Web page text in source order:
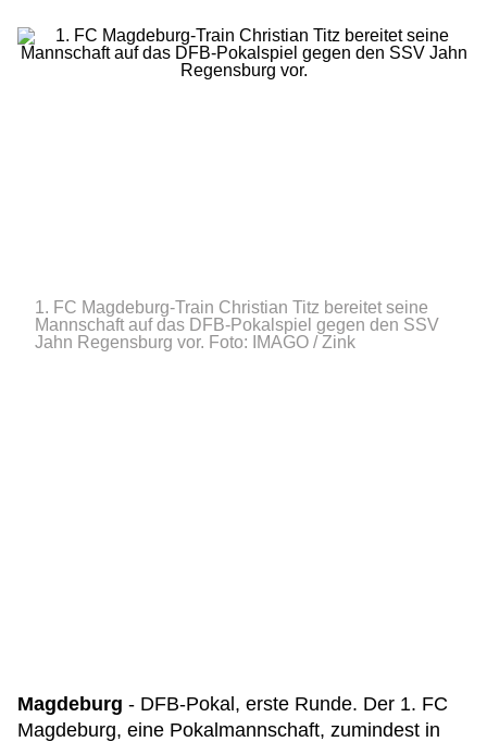
1. FC Magdeburg-Train Christian Titz bereitet seine
Mannschaft auf das DFB-Pokalspiel gegen den SSV
Jahn Regensburg vor. Foto: IMAGO / Zink
Magdeburg - DFB-Pokal, erste Runde. Der 1. FC
Magdeburg, eine Pokalmannschaft, zumindest in